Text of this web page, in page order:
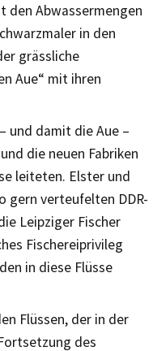
den Abwassermengen
in den
grässliche
Aue“ mit ihren
und damit die Aue –
die neuen Fabriken
leiteten. Elster und
gern verteufelten DDR-
Leipziger Fischer
Fischereiprivileg
in diese Flüsse
Flüssen, der in der
des